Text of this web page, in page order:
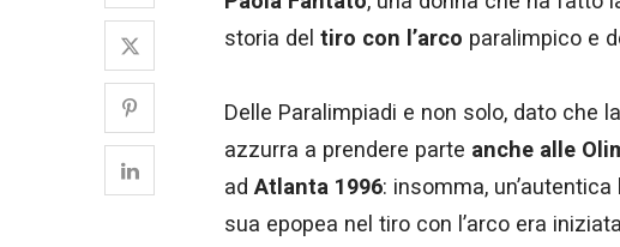
storia del tiro con l’arco paralimpico e
Delle Paralimpiadi e non solo, dato che
azzurra a prendere parte anche alle
ad Atlanta 1996: insomma,
sua epopea nel tiro con l’arco era